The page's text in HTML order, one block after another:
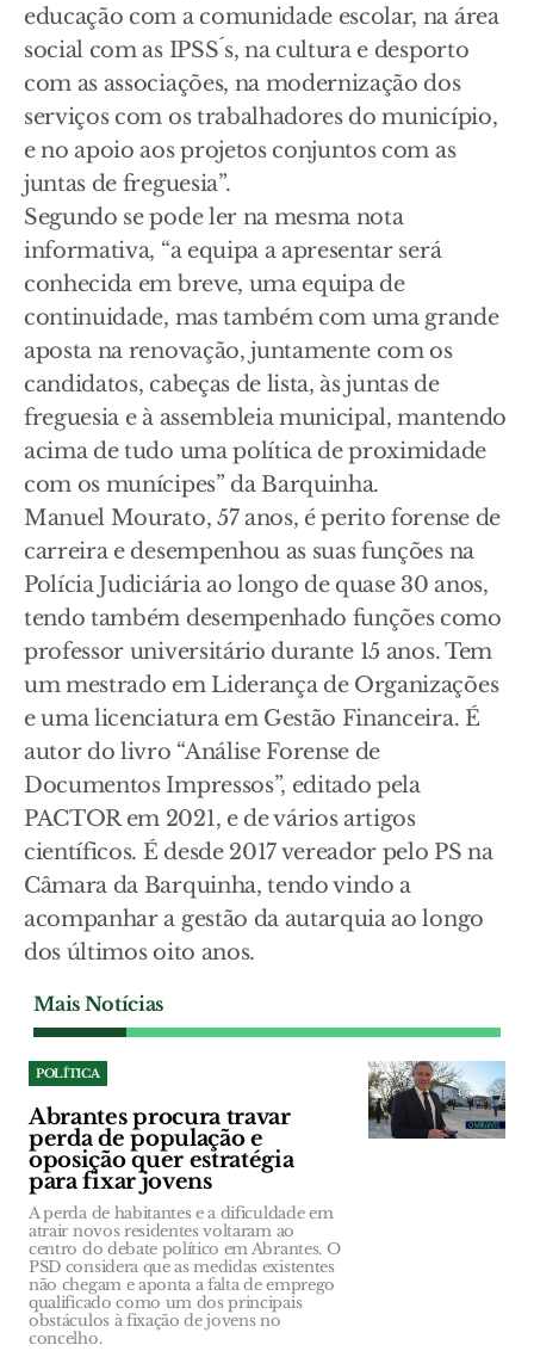
educação com a comunidade escolar, na área
social com as IPSS´s, na cultura e desporto
com as associações, na modernização dos
serviços com os trabalhadores do município,
e no apoio aos projetos conjuntos com as
juntas de freguesia”.
Segundo se pode ler na mesma nota
informativa, “a equipa a apresentar será
conhecida em breve, uma equipa de
continuidade, mas também com uma grande
aposta na renovação, juntamente com os
candidatos, cabeças de lista, às juntas de
freguesia e à assembleia municipal, mantendo
acima de tudo uma política de proximidade
com os munícipes” da Barquinha.
Manuel Mourato, 57 anos, é perito forense de
carreira e desempenhou as suas funções na
Polícia Judiciária ao longo de quase 30 anos,
tendo também desempenhado funções como
professor universitário durante 15 anos. Tem
um mestrado em Liderança de Organizações
e uma licenciatura em Gestão Financeira. É
autor do livro “Análise Forense de
Documentos Impressos”, editado pela
PACTOR em 2021, e de vários artigos
científicos. É desde 2017 vereador pelo PS na
Câmara da Barquinha, tendo vindo a
acompanhar a gestão da autarquia ao longo
dos últimos oito anos.
Mais Notícias
POLÍTICA
Abrantes procura travar
perda de população e
oposição quer estratégia
para fixar jovens
A perda de habitantes e a dificuldade em
atrair novos residentes voltaram ao
centro do debate político em Abrantes. O
PSD considera que as medidas existentes
não chegam e aponta a falta de emprego
qualificado como um dos principais
obstáculos à fixação de jovens no
concelho.